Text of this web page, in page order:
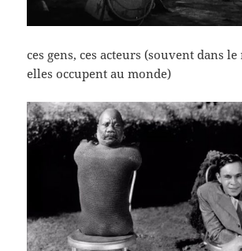
ces gens, ces acteurs (souvent dans
elles occupent au monde)